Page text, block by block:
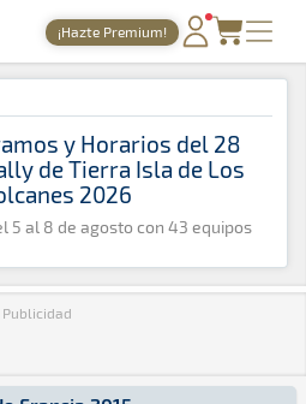
del motor desde 1999
¡Hazte Premium!
PORTADA
TIEMPOS ONLINE
NOTICIAS
AGENDA
GALERÍAS
» Octubre
y Horarios del 28
de Tierra Isla de Los
2026
5 al 8 de agosto con 43 equipos
Publicidad